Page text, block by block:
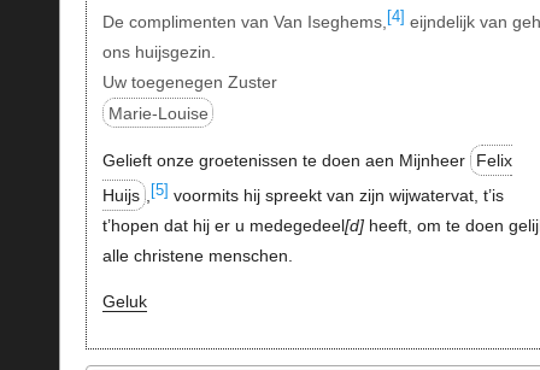
De complimenten van Van Iseghems, [4] eijndelijk van
ons huijsgezin.
Uw toegenegen Zuster
Marie-Louise
Gelieft onze groetenissen te doen aen Mijnheer
Felix
Huijs , [5] voormits hij spreekt van zijn wijwatervat, t’is
t’hopen dat hij er u medegedeel d heeft, om te doen
alle christene menschen.
Geluk